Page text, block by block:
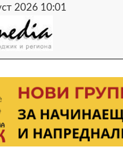
2026 10:01